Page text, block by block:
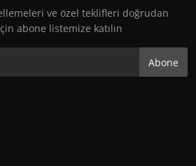
ve özel teklifleri doğrudan
abone listemize katılın
Abone